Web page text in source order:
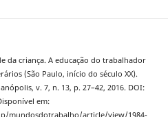
da criança. A educação do trabalhador
(São Paulo, início do século XX).
v. 7, n. 13, p. 27–42, 2016. DOI:
em: